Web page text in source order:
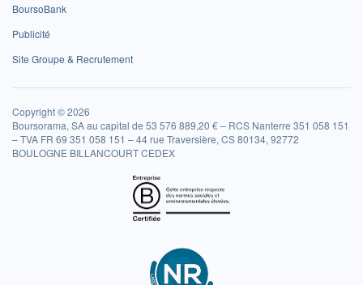
BoursoBank
Publicité
Site Groupe & Recrutement
Copyright © 2026
Boursorama, SA au capital de 53 576 889,20 € – RCS Nanterre 351 058 151
– TVA FR 69 351 058 151 – 44 rue Traversière, CS 80134, 92772
BOULOGNE BILLANCOURT CEDEX